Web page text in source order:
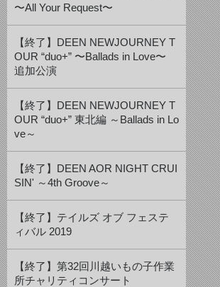
〜All Your Request〜
【終了】DEEN NEWJOURNEY T
OUR “duo+” 〜Ballads in Love〜
追加公演
【終了】DEEN NEWJOURNEY T
OUR “duo+” 東北編 ～Ballads in Lo
ve～
【終了】DEEN AOR NIGHT CRUI
SIN' ～4th Groove～
【終了】テイルズ オブ フェステ
ィバル 2019
【終了】第32回川越いもの子作業
所チャリティコンサート